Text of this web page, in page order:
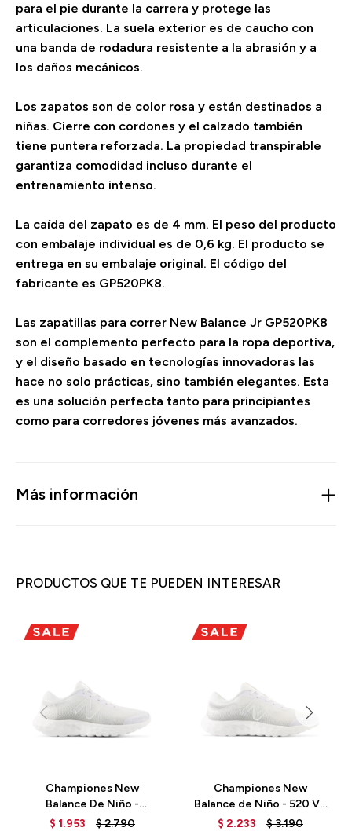
para el pie durante la carrera y protege las
articulaciones. La suela exterior es de caucho con
una banda de rodadura resistente a la abrasión y a
los daños mecánicos.
Los zapatos son de color rosa y están destinados a
niñas. Cierre con cordones y el calzado también
tiene puntera reforzada. La propiedad transpirable
garantiza comodidad incluso durante el
entrenamiento intenso.
La caída del zapato es de 4 mm. El peso del producto
con embalaje individual es de 0,6 kg. El producto se
entrega en su embalaje original. El código del
fabricante es GP520PK8.
Las zapatillas para correr New Balance Jr GP520PK8
son el complemento perfecto para la ropa deportiva,
y el diseño basado en tecnologías innovadoras las
hace no solo prácticas, sino también elegantes. Esta
es una solución perfecta tanto para principiantes
como para corredores jóvenes más avanzados.
Más información
PRODUCTOS QUE TE PUEDEN INTERESAR
Championes New
Balance De Niño -
PP520WW8 - WHITE
$ 1.953 $2.790
Championes New
Balance de Niño - 520 V8
- GP520WW8 - WHITE
$ 2.233 $3.190